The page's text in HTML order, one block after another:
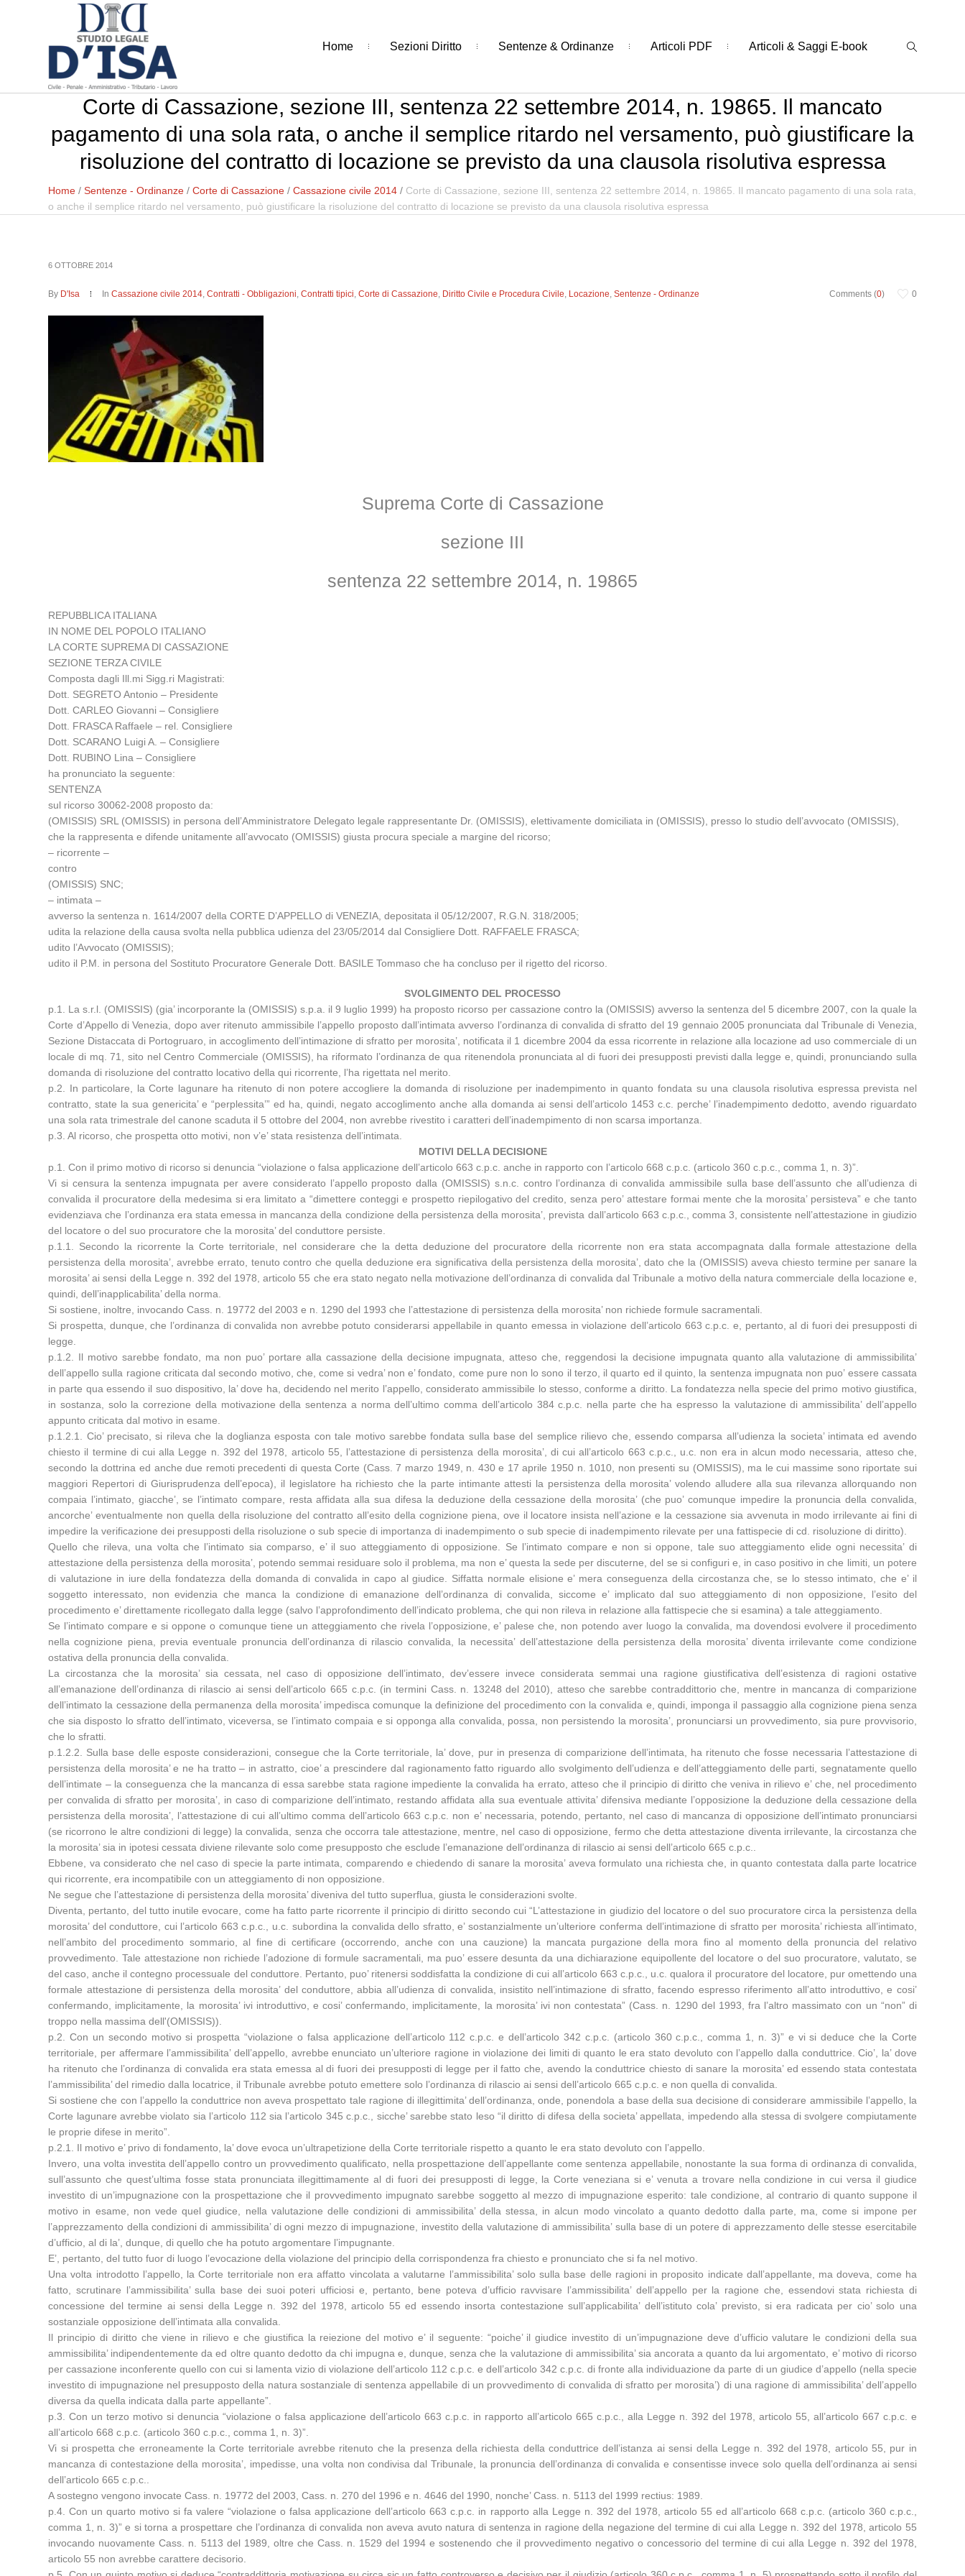
Home Sezioni Diritto Sentenze & Ordinanze Articoli PDF Articoli & Saggi E-book
Corte di Cassazione, sezione III, sentenza 22 settembre 2014, n. 19865. Il mancato
pagamento di una sola rata, o anche il semplice ritardo nel versamento, può giustificare la
risoluzione del contratto di locazione se previsto da una clausola risolutiva espressa
Home /Sentenze - Ordinanze /Corte di Cassazione /Cassazione civile 2014 / Corte di Cassazione, sezione III, sentenza 22 settembre 2014, n. 19865. Il mancato pagamento di una sola rata,
o anche il semplice ritardo nel versamento, può giustificare la risoluzione del contratto di locazione se previsto da una clausola risolutiva espressa
6 OTTOBRE 2014
Comments (0) 0
By D'Isa InCassazione civile 2014,Contratti - Obbligazioni,Contratti tipici,Corte di Cassazione, Diritto Civile e Procedura Civile, Locazione,Sentenze - Ordinanze
Suprema Corte di Cassazione
sezione III
sentenza 22 settembre 2014, n. 19865
REPUBBLICA ITALIANA
IN NOME DEL POPOLO ITALIANO
LA CORTE SUPREMA DI CASSAZIONE
SEZIONE TERZA CIVILE
Composta dagli Ill.mi Sigg.ri Magistrati:
Dott. SEGRETO Antonio – Presidente
Dott. CARLEO Giovanni – Consigliere
Dott. FRASCA Raffaele – rel. Consigliere
Dott. SCARANO Luigi A. – Consigliere
Dott. RUBINO Lina – Consigliere
ha pronunciato la seguente:
SENTENZA
sul ricorso 30062-2008 proposto da:
(OMISSIS) SRL (OMISSIS) in persona dell’Amministratore Delegato legale rappresentante Dr. (OMISSIS), elettivamente domiciliata in (OMISSIS), presso lo studio dell’avvocato (OMISSIS),
che la rappresenta e difende unitamente all’avvocato (OMISSIS) giusta procura speciale a margine del ricorso;
– ricorrente –
contro
(OMISSIS) SNC;
– intimata –
avverso la sentenza n. 1614/2007 della CORTE D’APPELLO di VENEZIA, depositata il 05/12/2007, R.G.N. 318/2005;
udita la relazione della causa svolta nella pubblica udienza del 23/05/2014 dal Consigliere Dott. RAFFAELE FRASCA;
udito l’Avvocato (OMISSIS);
udito il P.M. in persona del Sostituto Procuratore Generale Dott. BASILE Tommaso che ha concluso per il rigetto del ricorso.
SVOLGIMENTO DEL PROCESSO
p.1. La s.r.l. (OMISSIS) (gia’ incorporante la (OMISSIS) s.p.a. il 9 luglio 1999) ha proposto ricorso per cassazione contro la (OMISSIS) avverso la sentenza del 5 dicembre 2007, con la quale la
Corte d’Appello di Venezia, dopo aver ritenuto ammissibile l’appello proposto dall’intimata avverso l’ordinanza di convalida di sfratto del 19 gennaio 2005 pronunciata dal Tribunale di Venezia,
Sezione Distaccata di Portogruaro, in accoglimento dell’intimazione di sfratto per morosita’, notificata il 1 dicembre 2004 da essa ricorrente in relazione alla locazione ad uso commerciale di un
locale di mq. 71, sito nel Centro Commerciale (OMISSIS), ha riformato l’ordinanza de qua ritenendola pronunciata al di fuori dei presupposti previsti dalla legge e, quindi, pronunciando sulla
domanda di risoluzione del contratto locativo della qui ricorrente, l’ha rigettata nel merito.
p.2. In particolare, la Corte lagunare ha ritenuto di non potere accogliere la domanda di risoluzione per inadempimento in quanto fondata su una clausola risolutiva espressa prevista nel
contratto, state la sua genericita’ e “perplessita’” ed ha, quindi, negato accoglimento anche alla domanda ai sensi dell’articolo 1453 c.c. perche’ l’inadempimento dedotto, avendo riguardato
una sola rata trimestrale del canone scaduta il 5 ottobre del 2004, non avrebbe rivestito i caratteri dell’inadempimento di non scarsa importanza.
p.3. Al ricorso, che prospetta otto motivi, non v’e’ stata resistenza dell’intimata.
MOTIVI DELLA DECISIONE
p.1. Con il primo motivo di ricorso si denuncia “violazione o falsa applicazione dell’articolo 663 c.p.c. anche in rapporto con l’articolo 668 c.p.c. (articolo 360 c.p.c., comma 1, n. 3)”.
Vi si censura la sentenza impugnata per avere considerato l’appello proposto dalla (OMISSIS) s.n.c. contro l’ordinanza di convalida ammissibile sulla base dell’assunto che all’udienza di
convalida il procuratore della medesima si era limitato a “dimettere conteggi e prospetto riepilogativo del credito, senza pero’ attestare formai mente che la morosita’ persisteva” e che tanto
evidenziava che l’ordinanza era stata emessa in mancanza della condizione della persistenza della morosita’, prevista dall’articolo 663 c.p.c., comma 3, consistente nell’attestazione in giudizio
del locatore o del suo procuratore che la morosita’ del conduttore persiste.
p.1.1. Secondo la ricorrente la Corte territoriale, nel considerare che la detta deduzione del procuratore della ricorrente non era stata accompagnata dalla formale attestazione della
persistenza della morosita’, avrebbe errato, tenuto contro che quella deduzione era significativa della persistenza della morosita’, dato che la (OMISSIS) aveva chiesto termine per sanare la
morosita’ ai sensi della Legge n. 392 del 1978, articolo 55 che era stato negato nella motivazione dell’ordinanza di convalida dal Tribunale a motivo della natura commerciale della locazione e,
quindi, dell’inapplicabilita’ della norma.
Si sostiene, inoltre, invocando Cass. n. 19772 del 2003 e n. 1290 del 1993 che l’attestazione di persistenza della morosita’ non richiede formule sacramentali.
Si prospetta, dunque, che l’ordinanza di convalida non avrebbe potuto considerarsi appellabile in quanto emessa in violazione dell’articolo 663 c.p.c. e, pertanto, al di fuori dei presupposti di
legge.
p.1.2. Il motivo sarebbe fondato, ma non puo’ portare alla cassazione della decisione impugnata, atteso che, reggendosi la decisione impugnata quanto alla valutazione di ammissibilita’
dell’appello sulla ragione criticata dal secondo motivo, che, come si vedra’ non e’ fondato, come pure non lo sono il terzo, il quarto ed il quinto, la sentenza impugnata non puo’ essere cassata
in parte qua essendo il suo dispositivo, la’ dove ha, decidendo nel merito l’appello, considerato ammissibile lo stesso, conforme a diritto. La fondatezza nella specie del primo motivo giustifica,
in sostanza, solo la correzione della motivazione della sentenza a norma dell’ultimo comma dell’articolo 384 c.p.c. nella parte che ha espresso la valutazione di ammissibilita’ dell’appello
appunto criticata dal motivo in esame.
p.1.2.1. Cio’ precisato, si rileva che la doglianza esposta con tale motivo sarebbe fondata sulla base del semplice rilievo che, essendo comparsa all’udienza la societa’ intimata ed avendo
chiesto il termine di cui alla Legge n. 392 del 1978, articolo 55, l’attestazione di persistenza della morosita’, di cui all’articolo 663 c.p.c., u.c. non era in alcun modo necessaria, atteso che,
secondo la dottrina ed anche due remoti precedenti di questa Corte (Cass. 7 marzo 1949, n. 430 e 17 aprile 1950 n. 1010, non presenti su (OMISSIS), ma le cui massime sono riportate sui
maggiori Repertori di Giurisprudenza dell’epoca), il legislatore ha richiesto che la parte intimante attesti la persistenza della morosita’ volendo alludere alla sua rilevanza allorquando non
compaia l’intimato, giacche’, se l’intimato compare, resta affidata alla sua difesa la deduzione della cessazione della morosita’ (che puo’ comunque impedire la pronuncia della convalida,
ancorche’ eventualmente non quella della risoluzione del contratto all’esito della cognizione piena, ove il locatore insista nell’azione e la cessazione sia avvenuta in modo irrilevante ai fini di
impedire la verificazione dei presupposti della risoluzione o sub specie di importanza di inadempimento o sub specie di inadempimento rilevate per una fattispecie di cd. risoluzione di diritto).
Quello che rileva, una volta che l’intimato sia comparso, e’ il suo atteggiamento di opposizione. Se l’intimato compare e non si oppone, tale suo atteggiamento elide ogni necessita’ di
attestazione della persistenza della morosita’, potendo semmai residuare solo il problema, ma non e’ questa la sede per discuterne, del se si configuri e, in caso positivo in che limiti, un potere
di valutazione in iure della fondatezza della domanda di convalida in capo al giudice. Siffatta normale elisione e’ mera conseguenza della circostanza che, se lo stesso intimato, che e’ il
soggetto interessato, non evidenzia che manca la condizione di emanazione dell’ordinanza di convalida, siccome e’ implicato dal suo atteggiamento di non opposizione, l’esito del
procedimento e’ direttamente ricollegato dalla legge (salvo l’approfondimento dell’indicato problema, che qui non rileva in relazione alla fattispecie che si esamina) a tale atteggiamento.
Se l’intimato compare e si oppone o comunque tiene un atteggiamento che rivela l’opposizione, e’ palese che, non potendo aver luogo la convalida, ma dovendosi evolvere il procedimento
nella cognizione piena, previa eventuale pronuncia dell’ordinanza di rilascio convalida, la necessita’ dell’attestazione della persistenza della morosita’ diventa irrilevante come condizione
ostativa della pronuncia della convalida.
La circostanza che la morosita’ sia cessata, nel caso di opposizione dell’intimato, dev’essere invece considerata semmai una ragione giustificativa dell’esistenza di ragioni ostative
all’emanazione dell’ordinanza di rilascio ai sensi dell’articolo 665 c.p.c. (in termini Cass. n. 13248 del 2010), atteso che sarebbe contraddittorio che, mentre in mancanza di comparizione
dell’intimato la cessazione della permanenza della morosita’ impedisca comunque la definizione del procedimento con la convalida e, quindi, imponga il passaggio alla cognizione piena senza
che sia disposto lo sfratto dell’intimato, viceversa, se l’intimato compaia e si opponga alla convalida, possa, non persistendo la morosita’, pronunciarsi un provvedimento, sia pure provvisorio,
che lo sfratti.
p.1.2.2. Sulla base delle esposte considerazioni, consegue che la Corte territoriale, la’ dove, pur in presenza di comparizione dell’intimata, ha ritenuto che fosse necessaria l’attestazione di
persistenza della morosita’ e ne ha tratto – in astratto, cioe’ a prescindere dal ragionamento fatto riguardo allo svolgimento dell’udienza e dell’atteggiamento delle parti, segnatamente quello
dell’intimate – la conseguenza che la mancanza di essa sarebbe stata ragione impediente la convalida ha errato, atteso che il principio di diritto che veniva in rilievo e’ che, nel procedimento
per convalida di sfratto per morosita’, in caso di comparizione dell’intimato, restando affidata alla sua eventuale attivita’ difensiva mediante l’opposizione la deduzione della cessazione della
persistenza della morosita’, l’attestazione di cui all’ultimo comma dell’articolo 663 c.p.c. non e’ necessaria, potendo, pertanto, nel caso di mancanza di opposizione dell’intimato pronunciarsi
(se ricorrono le altre condizioni di legge) la convalida, senza che occorra tale attestazione, mentre, nel caso di opposizione, fermo che detta attestazione diventa irrilevante, la circostanza che
la morosita’ sia in ipotesi cessata diviene rilevante solo come presupposto che esclude l’emanazione dell’ordinanza di rilascio ai sensi dell’articolo 665 c.p.c..
Ebbene, va considerato che nel caso di specie la parte intimata, comparendo e chiedendo di sanare la morosita’ aveva formulato una richiesta che, in quanto contestata dalla parte locatrice
qui ricorrente, era incompatibile con un atteggiamento di non opposizione.
Ne segue che l’attestazione di persistenza della morosita’ diveniva del tutto superflua, giusta le considerazioni svolte.
Diventa, pertanto, del tutto inutile evocare, come ha fatto parte ricorrente il principio di diritto secondo cui “L’attestazione in giudizio del locatore o del suo procuratore circa la persistenza della
morosita’ del conduttore, cui l’articolo 663 c.p.c., u.c. subordina la convalida dello sfratto, e’ sostanzialmente un’ulteriore conferma dell’intimazione di sfratto per morosita’ richiesta all’intimato,
nell’ambito del procedimento sommario, al fine di certificare (occorrendo, anche con una cauzione) la mancata purgazione della mora fino al momento della pronuncia del relativo
provvedimento. Tale attestazione non richiede l’adozione di formule sacramentali, ma puo’ essere desunta da una dichiarazione equipollente del locatore o del suo procuratore, valutato, se
del caso, anche il contegno processuale del conduttore. Pertanto, puo’ ritenersi soddisfatta la condizione di cui all’articolo 663 c.p.c., u.c. qualora il procuratore del locatore, pur omettendo una
formale attestazione di persistenza della morosita’ del conduttore, abbia all’udienza di convalida, insistito nell’intimazione di sfratto, facendo espresso riferimento all’atto introduttivo, e cosi’
confermando, implicitamente, la morosita’ ivi introduttivo, e cosi’ confermando, implicitamente, la morosita’ ivi non contestata” (Cass. n. 1290 del 1993, fra l’altro massimato con un “non” di
troppo nella massima dell'(OMISSIS)).
p.2. Con un secondo motivo si prospetta “violazione o falsa applicazione dell’articolo 112 c.p.c. e dell’articolo 342 c.p.c. (articolo 360 c.p.c., comma 1, n. 3)” e vi si deduce che la Corte
territoriale, per affermare l’ammissibilita’ dell’appello, avrebbe enunciato un’ulteriore ragione in violazione dei limiti di quanto le era stato devoluto con l’appello dalla conduttrice. Cio’, la’ dove
ha ritenuto che l’ordinanza di convalida era stata emessa al di fuori dei presupposti di legge per il fatto che, avendo la conduttrice chiesto di sanare la morosita’ ed essendo stata contestata
l’ammissibilita’ del rimedio dalla locatrice, il Tribunale avrebbe potuto emettere solo l’ordinanza di rilascio ai sensi dell’articolo 665 c.p.c. e non quella di convalida.
Si sostiene che con l’appello la conduttrice non aveva prospettato tale ragione di illegittimita’ dell’ordinanza, onde, ponendola a base della sua decisione di considerare ammissibile l’appello, la
Corte lagunare avrebbe violato sia l’articolo 112 sia l’articolo 345 c.p.c., sicche’ sarebbe stato leso “il diritto di difesa della societa’ appellata, impedendo alla stessa di svolgere compiutamente
le proprie difese in merito”.
p.2.1. Il motivo e’ privo di fondamento, la’ dove evoca un’ultrapetizione della Corte territoriale rispetto a quanto le era stato devoluto con l’appello.
Invero, una volta investita dell’appello contro un provvedimento qualificato, nella prospettazione dell’appellante come sentenza appellabile, nonostante la sua forma di ordinanza di convalida,
sull’assunto che quest’ultima fosse stata pronunciata illegittimamente al di fuori dei presupposti di legge, la Corte veneziana si e’ venuta a trovare nella condizione in cui versa il giudice
investito di un’impugnazione con la prospettazione che il provvedimento impugnato sarebbe soggetto al mezzo di impugnazione esperito: tale condizione, al contrario di quanto suppone il
motivo in esame, non vede quel giudice, nella valutazione delle condizioni di ammissibilita’ della stessa, in alcun modo vincolato a quanto dedotto dalla parte, ma, come si impone per
l’apprezzamento della condizioni di ammissibilita’ di ogni mezzo di impugnazione, investito della valutazione di ammissibilita’ sulla base di un potere di apprezzamento delle stesse esercitabile
d’ufficio, al di la’, dunque, di quello che ha potuto argomentare l’impugnante.
E’, pertanto, del tutto fuor di luogo l’evocazione della violazione del principio della corrispondenza fra chiesto e pronunciato che si fa nel motivo.
Una volta introdotto l’appello, la Corte territoriale non era affatto vincolata a valutarne l’ammissibilita’ solo sulla base delle ragioni in proposito indicate dall’appellante, ma doveva, come ha
fatto, scrutinare l’ammissibilita’ sulla base dei suoi poteri ufficiosi e, pertanto, bene poteva d’ufficio ravvisare l’ammissibilita’ dell’appello per la ragione che, essendovi stata richiesta di
concessione del termine ai sensi della Legge n. 392 del 1978, articolo 55 ed essendo insorta contestazione sull’applicabilita’ dell’istituto cola’ previsto, si era radicata per cio’ solo una
sostanziale opposizione dell’intimata alla convalida.
Il principio di diritto che viene in rilievo e che giustifica la reiezione del motivo e’ il seguente: “poiche’ il giudice investito di un’impugnazione deve d’ufficio valutare le condizioni della sua
ammissibilita’ indipendentemente da ed oltre quanto dedotto da chi impugna e, dunque, senza che la valutazione di ammissibilita’ sia ancorata a quanto da lui argomentato, e’ motivo di ricorso
per cassazione inconferente quello con cui si lamenta vizio di violazione dell’articolo 112 c.p.c. e dell’articolo 342 c.p.c. di fronte alla individuazione da parte di un giudice d’appello (nella specie
investito di impugnazione nel presupposto della natura sostanziale di sentenza appellabile di un provvedimento di convalida di sfratto per morosita’) di una ragione di ammissibilita’ dell’appello
diversa da quella indicata dalla parte appellante”.
p.3. Con un terzo motivo si denuncia “violazione o falsa applicazione dell’articolo 663 c.p.c. in rapporto all’articolo 665 c.p.c., alla Legge n. 392 del 1978, articolo 55, all’articolo 667 c.p.c. e
all’articolo 668 c.p.c. (articolo 360 c.p.c., comma 1, n. 3)”.
Vi si prospetta che erroneamente la Corte territoriale avrebbe ritenuto che la presenza della richiesta della conduttrice dell’istanza ai sensi della Legge n. 392 del 1978, articolo 55, pur in
mancanza di contestazione della morosita’, impedisse, una volta non condivisa dal Tribunale, la pronuncia dell’ordinanza di convalida e consentisse invece solo quella dell’ordinanza ai sensi
dell’articolo 665 c.p.c..
A sostegno vengono invocate Cass. n. 19772 del 2003, Cass. n. 270 del 1996 e n. 4646 del 1990, nonche’ Cass. n. 5113 del 1999 rectius: 1989.
p.4. Con un quarto motivo si fa valere “violazione o falsa applicazione dell’articolo 663 c.p.c. in rapporto alla Legge n. 392 del 1978, articolo 55 ed all’articolo 668 c.p.c. (articolo 360 c.p.c.,
comma 1, n. 3)” e si torna a prospettare che l’ordinanza di convalida non aveva avuto natura di sentenza in ragione della negazione del termine di cui alla Legge n. 392 del 1978, articolo 55
invocando nuovamente Cass. n. 5113 del 1989, oltre che Cass. n. 1529 del 1994 e sostenendo che il provvedimento negativo o concessorio del termine di cui alla Legge n. 392 del 1978,
articolo 55 non avrebbe carattere decisorio.